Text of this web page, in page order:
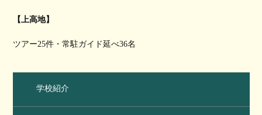
【上高地】
ツアー25件・常駐ガイド延べ36名
学校紹介